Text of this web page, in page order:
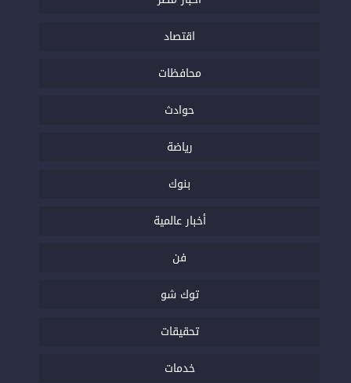
اقتصاد
محافظات
حوادث
رياضة
بنوك
أخبار عالمية
فن
توك شو
تحقيقات
خدمات